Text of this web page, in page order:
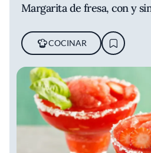
Margarita de fresa, con y
COCINAR